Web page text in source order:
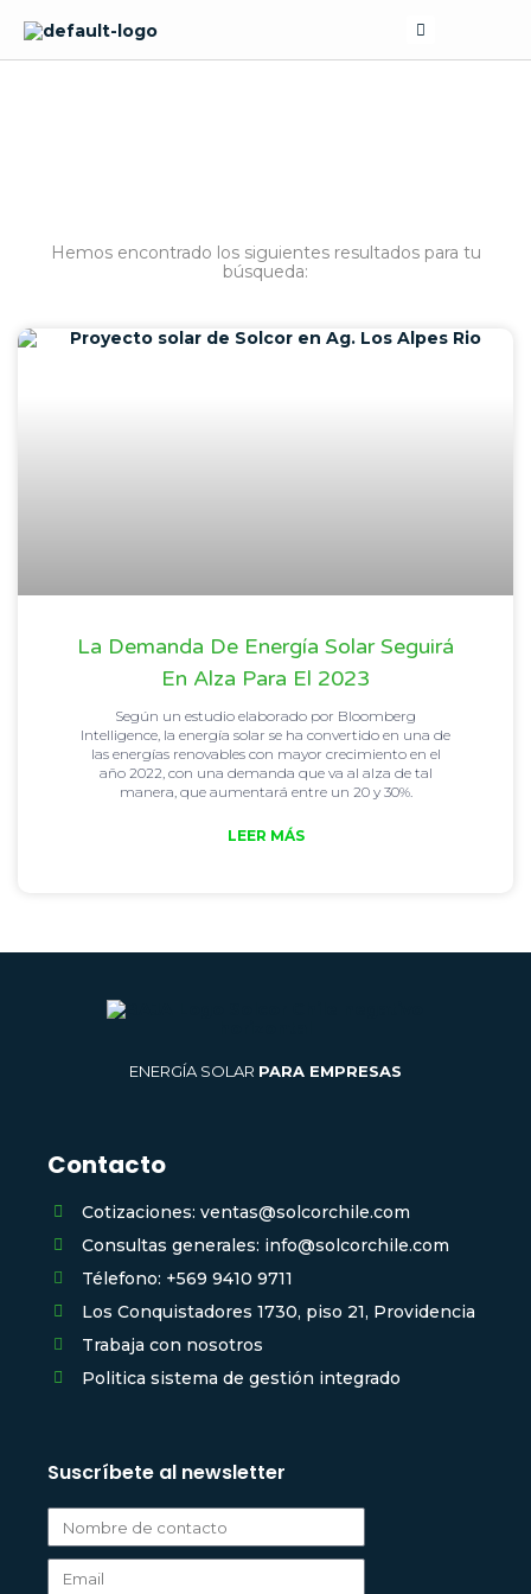
content
Hemos encontrado los siguientes resultados para tu
búsqueda:
La Demanda De Energía Solar Seguirá
En Alza Para El 2023
Según un estudio elaborado por Bloomberg
Intelligence, la energía solar se ha convertido en una de
las energías renovables con mayor crecimiento en el
año 2022, con una demanda que va al alza de tal
manera, que aumentará entre un 20 y 30%.
LEER MÁS
ENERGÍA SOLAR PARA EMPRESAS
Contacto
Cotizaciones: ventas@solcorchile.com
Consultas generales: info@solcorchile.com
Télefono: +569 9410 9711
Los Conquistadores 1730, piso 21, Providencia
Trabaja con nosotros
Politica sistema de gestión integrado
Suscríbete al newsletter